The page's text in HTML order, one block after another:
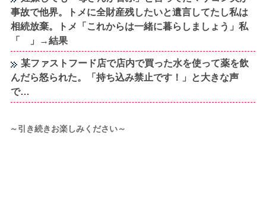
事故で他界。トメに全財産残したいと遺言してたし私は
相続放棄。トメ「これからは一緒に暮らしましょう」私
「 」→結果
某ファストフード店で店内で買った水を使って薬を飲
んだら怒られた。「持ち込み禁止です！」と大きな声
で…
～引き続きお楽しみください～